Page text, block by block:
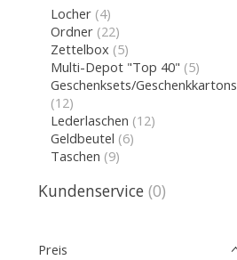
Locher (4)
Ordner (22)
Zettelbox (5)
Multi-Depot "Top 40" (5)
Geschenksets/Geschenkkartons
(12)
Lederlaschen (12)
Geldbeutel (6)
Taschen (9)
Kundenservice (0)
Preis